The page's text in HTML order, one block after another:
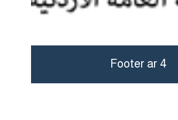
Footer ar 4